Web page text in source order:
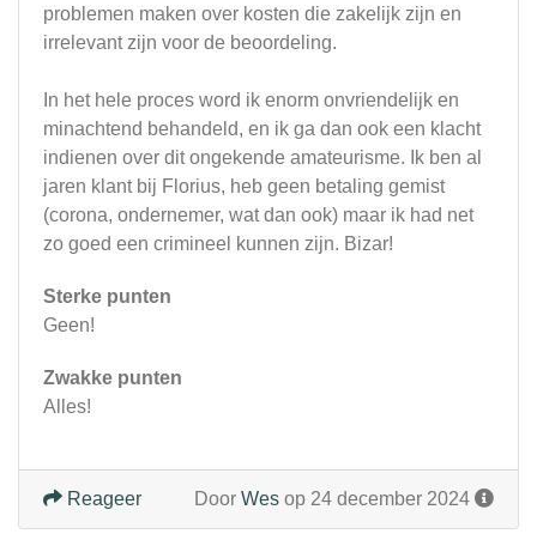
problemen maken over kosten die zakelijk zijn en
irrelevant zijn voor de beoordeling.
In het hele proces word ik enorm onvriendelijk en
minachtend behandeld, en ik ga dan ook een klacht
indienen over dit ongekende amateurisme. Ik ben al
jaren klant bij Florius, heb geen betaling gemist
(corona, ondernemer, wat dan ook) maar ik had net
zo goed een crimineel kunnen zijn. Bizar!
Sterke punten
Geen!
Zwakke punten
Alles!
Door Wes op 24 december 2024
Reageer